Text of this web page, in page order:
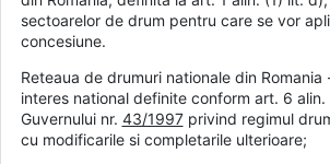
sectoarelor de drum pentru care se vor
concesiune.
Reteaua de drumuri nationale din Romania
interes national definite conform art. 6
Guvernului nr. 43/1997privind regimul
cu modificarile si completarile ulterioare;